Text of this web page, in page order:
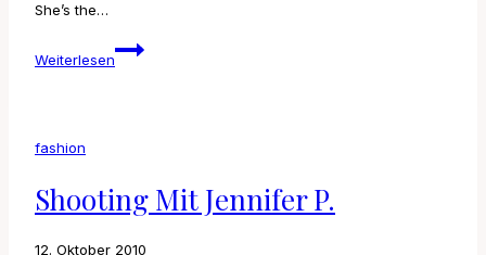
She’s the…
Weiterlesen
Shooting
mit
fashion
Shooting Mit Jennifer P.
12. Oktober 2010